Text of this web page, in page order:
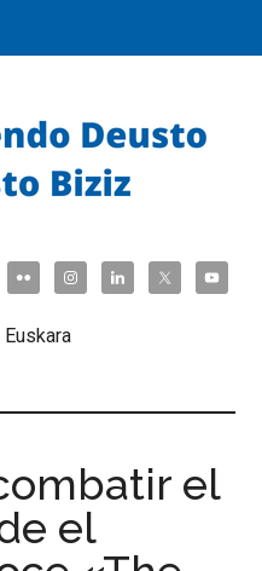
Euskara
el
el